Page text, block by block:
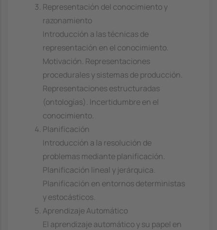
Representación del conocimiento y
razonamiento
Introducción a las técnicas de
representación en el conocimiento.
Motivación. Representaciones
procedurales y sistemas de producción.
Representaciones estructuradas
(ontologías). Incertidumbre en el
conocimiento.
Planificación
Introducción a la resolución de
problemas mediante planificación.
Planificación lineal y jerárquica.
Planificación en entornos deterministas
y estocásticos.
Aprendizaje Automático
El aprendizaje automático y su papel en